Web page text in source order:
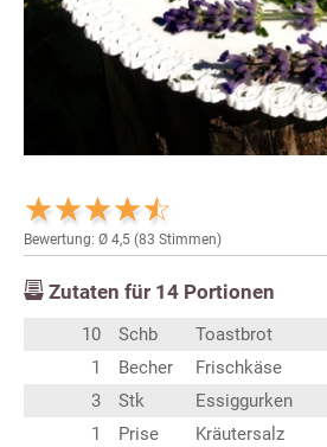
Bewertung: Ø 4,5 (83 Stimmen)
Zutaten für 14 Portionen
10 Schb
Toastbrot
1
Becher
Frischkäse
3
Stk
Essiggurken
1
Prise
Kräutersalz